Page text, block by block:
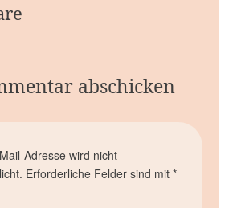
abschicken
Adresse wird nicht
Erforderliche Felder sind mit *